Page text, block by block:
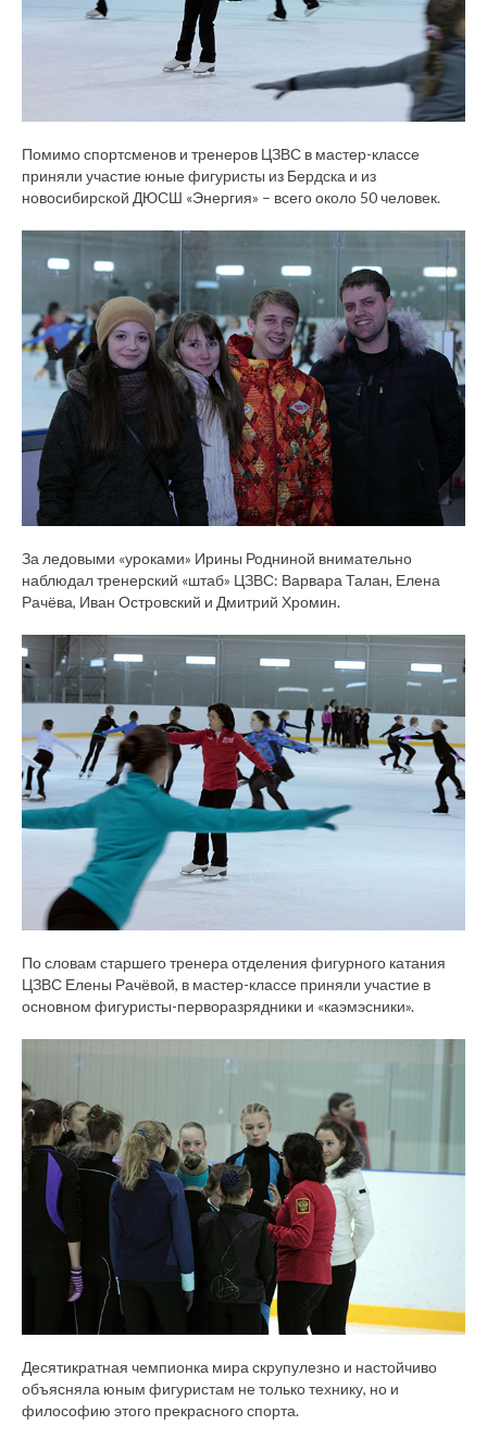
Помимо спортсменов и тренеров ЦЗВС в мастер-классе
приняли участие юные фигуристы из Бердска и из
новосибирской ДЮСШ «Энергия» – всего около 50 человек.
За ледовыми «уроками» Ирины Родниной внимательно
наблюдал тренерский «штаб» ЦЗВС: Варвара Талан, Елена
Рачёва, Иван Островский и Дмитрий Хромин.
По словам старшего тренера отделения фигурного катания
ЦЗВС Елены Рачёвой, в мастер-классе приняли участие в
основном фигуристы-перворазрядники и «каэмэсники».
Десятикратная чемпионка мира скрупулезно и настойчиво
объясняла юным фигуристам не только технику, но и
философию этого прекрасного спорта.